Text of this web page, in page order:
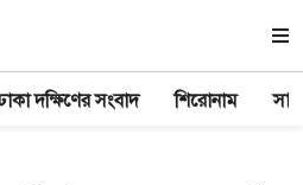
দক্ষিণের সংবাদ শিরোনাম